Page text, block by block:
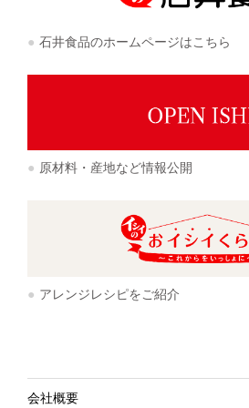
石井食品のホームページはこちら
原材料・産地など情報公開
アレンジレシピをご紹介
会社概要